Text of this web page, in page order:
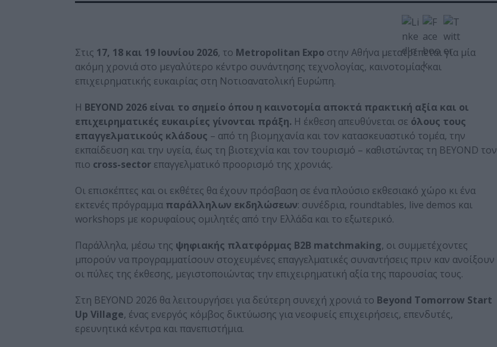
Στις 17, 18 και 19 Ιουνίου 2026, το Metropolitan Expo στην Αθήνα μετατρέπεται για μία
ακόμη χρονιά στο μεγαλύτερο κέντρο συνάντησης τεχνολογίας, καινοτομίας και
επιχειρηματικής ευκαιρίας στη Νοτιοανατολική Ευρώπη.
Η BEYOND 2026 είναι το σημείο όπου η καινοτομία αποκτά πρακτική αξία και οι
επιχειρηματικές ευκαιρίες γίνονται πράξη. Η έκθεση απευθύνεται σε όλους τους
επαγγελματικούς κλάδους – από τη βιομηχανία και τον κατασκευαστικό τομέα, την
εκπαίδευση και την υγεία, έως τη βιοτεχνία και τον τουρισμό – καθιστώντας τη BEYOND τον
πιο cross-sector επαγγελματικό προορισμό της χρονιάς.
Οι επισκέπτες και οι εκθέτες θα έχουν πρόσβαση σε ένα πλούσιο εκθεσιακό χώρο κι ένα
εκτενές πρόγραμμα παράλληλων εκδηλώσεων: συνέδρια, roundtables, live demos και
workshops με κορυφαίους ομιλητές από την Ελλάδα και το εξωτερικό.
Παράλληλα, μέσω της ψηφιακής πλατφόρμας B2B matchmaking, οι συμμετέχοντες
μπορούν να προγραμματίσουν στοχευμένες επαγγελματικές συναντήσεις πριν καν ανοίξουν
οι πύλες της έκθεσης, μεγιστοποιώντας την επιχειρηματική αξία της παρουσίας τους.
Στη BEYOND 2026 θα λειτουργήσει για δεύτερη συνεχή χρονιά το Beyond Tomorrow Start
Up Village, ένας ενεργός κόμβος δικτύωσης για νεοφυείς επιχειρήσεις, επενδυτές,
ερευνητικά κέντρα και πανεπιστήμια.